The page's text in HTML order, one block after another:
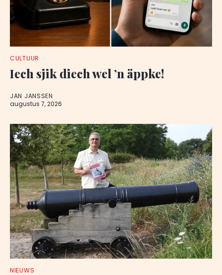
CULTUUR
Iech sjik diech wel ’n äppke!
JAN JANSSEN
augustus 7, 2026
NIEUWS